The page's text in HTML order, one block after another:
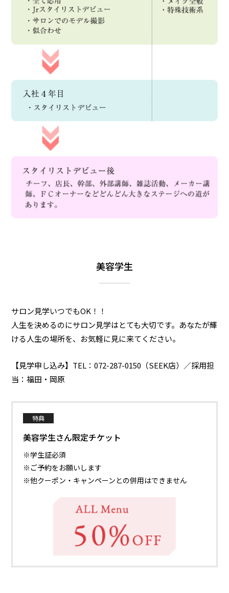
美容学生
サロン見学いつでもOK！！
人生を決めるのにサロン見学はとても大切です。あなたが輝
ける人生の場所を、お気軽に見に来てください。
【見学申し込み】TEL：072-287-0150（SEEK店）／採用担
当：福田・岡原
特典
美容学生さん限定チケット
※学生証必須
※ご予約をお願いします
※他クーポン・キャンペーンとの併用はできません